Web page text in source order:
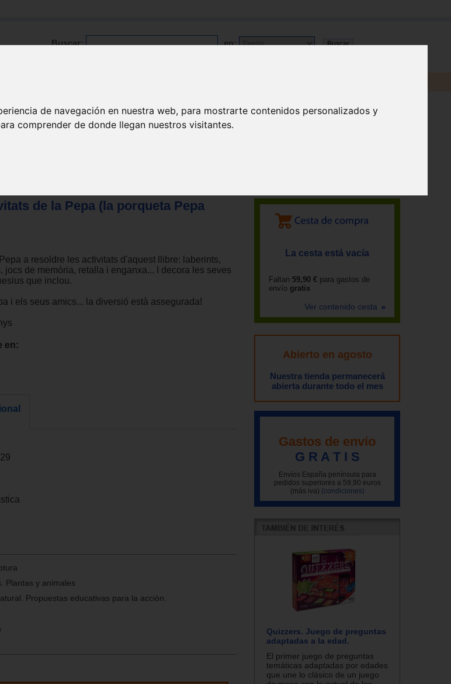
de navegación en nuestra web, para mostrarte contenidos personalizados y
comprender de donde llegan nuestros visitantes.
Buscar: en:
de la Pepa (la porqueta Pepa
a resoldre les activitats d'aquest llibre: laberints,
jocs de memòria, retalla i enganxa... I decora les seves
que inclou.
i els seus amics... la diversió està assegurada!
en:
Plantas y animales
Propuestas educativas para la acción.
La cesta está vacía
Faltan 59,90 € para gastos de
envío gratis
Ver contenido cesta
Abierto en agosto
Nuestra tienda permanecerá
abierta durante todo el mes
Gastos de envío
G R A T I S
Envíos España península para
pedidos superiores a 59,90 euros
(más iva) (condiciones)
Quizzers. Juego de preguntas
adaptadas a la edad.
El primer juego de preguntas
temáticas adaptadas por edades
que une lo clásico de un juego